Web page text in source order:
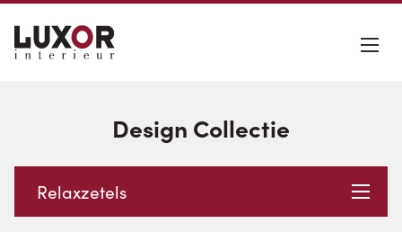
Design Collectie
Relaxzetels